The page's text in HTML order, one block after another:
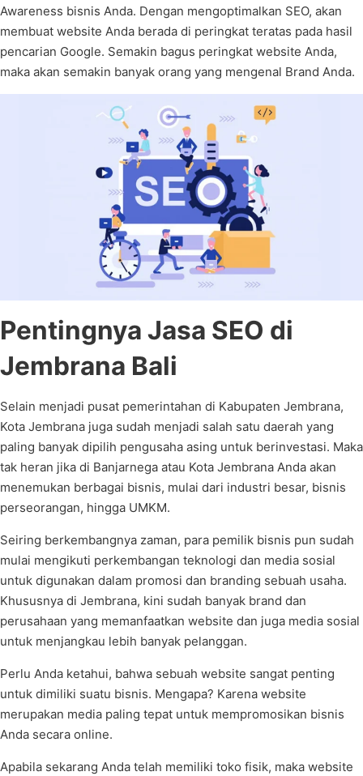
Awareness bisnis Anda. Dengan mengoptimalkan SEO, akan
membuat website Anda berada di peringkat teratas pada hasil
pencarian Google. Semakin bagus peringkat website Anda,
maka akan semakin banyak orang yang mengenal Brand Anda.
Pentingnya Jasa SEO di
Jembrana Bali
Selain menjadi pusat pemerintahan di Kabupaten Jembrana,
Kota Jembrana juga sudah menjadi salah satu daerah yang
paling banyak dipilih pengusaha asing untuk berinvestasi. Maka
tak heran jika di Banjarnega atau Kota Jembrana Anda akan
menemukan berbagai bisnis, mulai dari industri besar, bisnis
perseorangan, hingga UMKM.
Seiring berkembangnya zaman, para pemilik bisnis pun sudah
mulai mengikuti perkembangan teknologi dan media sosial
untuk digunakan dalam promosi dan branding sebuah usaha.
Khususnya di Jembrana, kini sudah banyak brand dan
perusahaan yang memanfaatkan website dan juga media sosial
untuk menjangkau lebih banyak pelanggan.
Perlu Anda ketahui, bahwa sebuah website sangat penting
untuk dimiliki suatu bisnis. Mengapa? Karena website
merupakan media paling tepat untuk mempromosikan bisnis
Anda secara online.
Apabila sekarang Anda telah memiliki toko fisik, maka website